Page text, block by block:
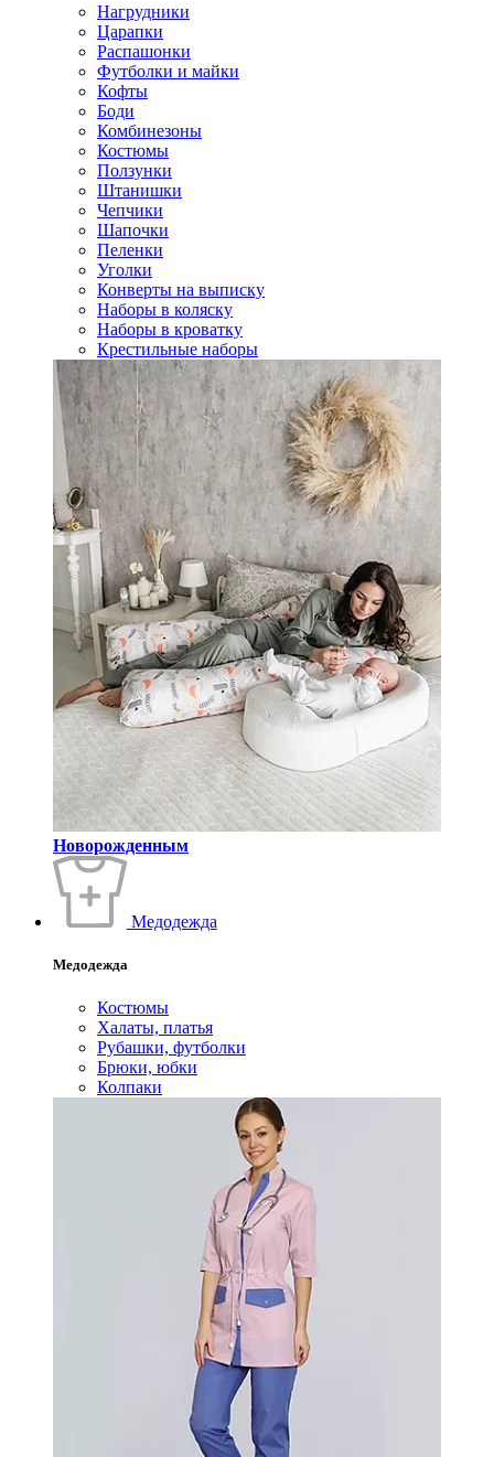
Нагрудники
Царапки
Распашонки
Футболки и майки
Кофты
Боди
Комбинезоны
Костюмы
Ползунки
Штанишки
Чепчики
Шапочки
Пеленки
Уголки
Конверты на выписку
Наборы в коляску
Наборы в кроватку
Крестильные наборы
Новорожденным
Медодежда
Медодежда
Костюмы
Халаты, платья
Рубашки, футболки
Брюки, юбки
Колпаки